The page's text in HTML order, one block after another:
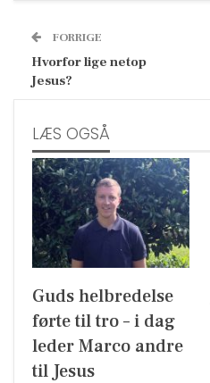
FORRIGE
Hvorfor lige netop
Jesus?
LÆS OGSÅ
Guds helbredelse
førte til tro – i dag
leder Marco andre
til Jesus